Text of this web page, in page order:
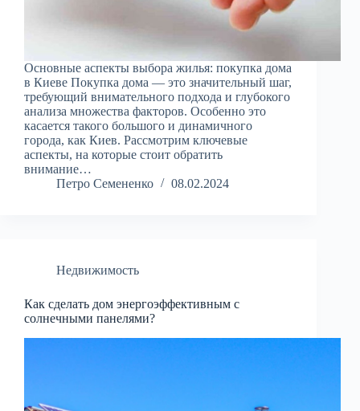
Основные аспекты выбора жилья: покупка дома
в Киеве Покупка дома — это значительный шаг,
требующий внимательного подхода и глубокого
анализа множества факторов. Особенно это
касается такого большого и динамичного
города, как Киев. Рассмотрим ключевые
аспекты, на которые стоит обратить
внимание…
Петро Семененко
08.02.2024
Недвижимость
Как сделать дом энергоэффективным с
солнечными панелями?